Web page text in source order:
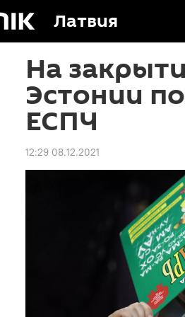
Латвия
На
Эстонии
ЕСПЧ
12:29 08.12.2021